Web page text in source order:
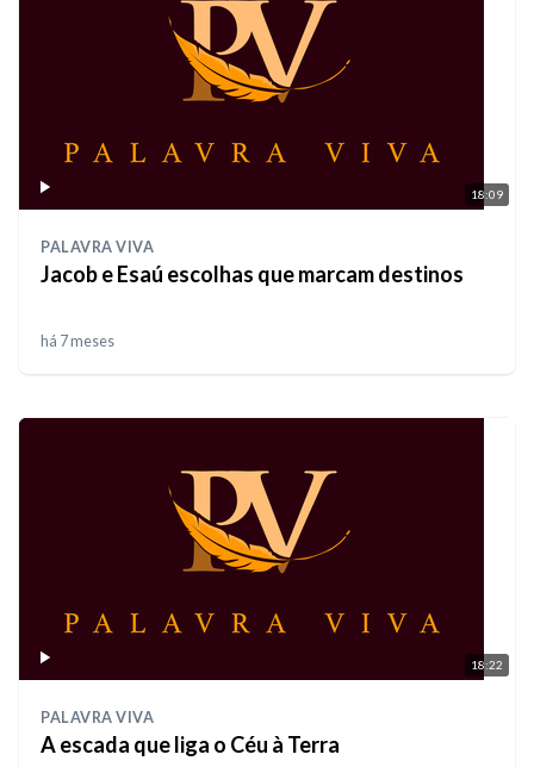
18:09
PALAVRA VIVA
Jacob e Esaú escolhas que marcam destinos
há 7 meses
18:22
PALAVRA VIVA
A escada que liga o Céu à Terra